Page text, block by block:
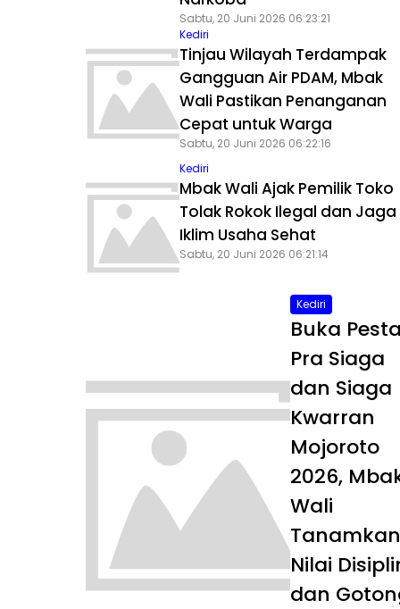
Sabtu, 20 Juni 2026 06:23:21
Kediri
Tinjau Wilayah Terdampak
Gangguan Air PDAM, Mbak
Wali Pastikan Penanganan
Cepat untuk Warga
Sabtu, 20 Juni 2026 06:22:16
Kediri
Mbak Wali Ajak Pemilik Toko
Tolak Rokok Ilegal dan Jaga
Iklim Usaha Sehat
Sabtu, 20 Juni 2026 06:21:14
Kediri
Buka
Pra Siaga
dan Siaga
Kwarran
Mojoroto
2026,
Wali
Nilai
dan